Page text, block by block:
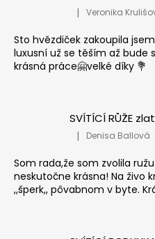
Hodnocení
| Veronika
Sto hvězdiček zakoupila
luxusní už se těším až bude
krásná práce🤗velké díky 💐
SVÍTÍCÍ RŮŽE
Hodnocení
| Denisa Ballová
Som rada,že som zvolila
neskutočne krásna! Na živo
,,šperk,, pôvabnom v byte.